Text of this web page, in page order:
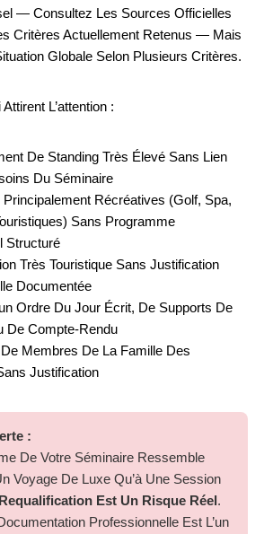
— Consultez Les Sources Officielles
Critères Actuellement Retenus — Mais
Globale Selon Plusieurs Critères.
L’attention :
De Standing Très Élevé Sans Lien
Du Séminaire
Principalement Récréatives (golf, Spa,
Sans Programme
Structuré
Très Touristique Sans Justification
Documentée
Ordre Du Jour Écrit, De Supports De
De Compte-Rendu
Membres De La Famille Des
Justification
:
De Votre Séminaire Ressemble
Voyage De Luxe Qu’à Une Session
Est Un Risque Réel.
Professionnelle Est L’un